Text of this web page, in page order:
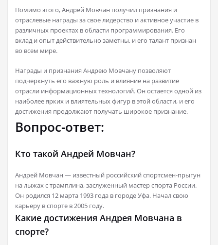
Помимо этого, Андрей Мовчан получил признания и
отраслевые награды за свое лидерство и активное участие в
различных проектах в области программирования. Его
вклад и опыт действительно заметны, и его талант признан
во всем мире.
Награды и признания Андрею Мовчану позволяют
подчеркнуть его важную роль и влияние на развитие
отрасли информационных технологий. Он остается одной из
наиболее ярких и влиятельных фигур в этой области, и его
достижения продолжают получать широкое признание.
Вопрос-ответ:
Кто такой Андрей Мовчан?
Андрей Мовчан — известный российский спортсмен-прыгун
на лыжах с трамплина, заслуженный мастер спорта России.
Он родился 12 марта 1993 года в городе Уфа. Начал свою
карьеру в спорте в 2005 году.
Какие достижения Андрея Мовчана в
спорте?